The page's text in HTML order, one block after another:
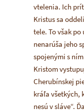
vtelenia. Ich
Kristus sa
tele. To však
nenarúša jeho
spojenými s
Kristom
Cherubínskej
kráľa všetkých,
nesú v sláve“.